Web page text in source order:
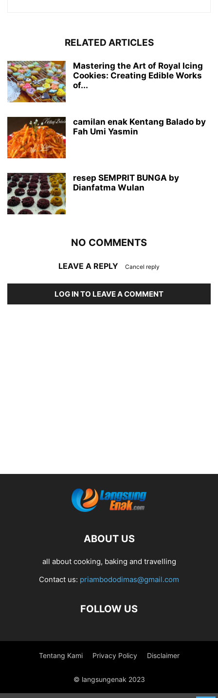
RELATED ARTICLES
Mastering the Art of Royal Icing
Cookies: Creating Edible Works
of...
camilan enak Kentang Balado by
Fah Umi Yasmin
resep SEMPRIT BUNGA by
Dianfatma Wulan
NO COMMENTS
LEAVE A REPLY Cancel reply
LOG IN TO LEAVE A COMMENT
ABOUT US
all about cooking, baking and travelling
Contact us: priambododimas@gmail.com
FOLLOW US
Tentang Kami Privacy Policy Disclaimer
© langsungenak 2023